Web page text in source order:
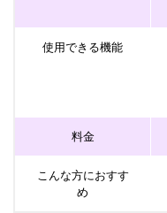
使用できる機能
料金
こんな方におすす
め